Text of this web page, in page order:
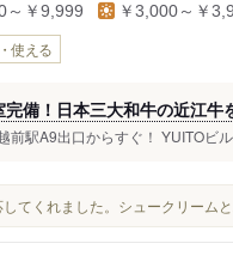
～￥9,999 ￥3,000～￥
使える
備！日本三大和牛の近江牛
前駅A9出口からすぐ！ YUITOビ
てくれました。シュークリームと